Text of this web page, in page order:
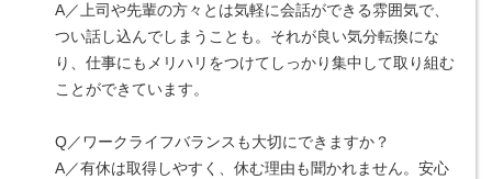
A／上司や先輩の方々とは気軽に会話ができる雰囲気で、
つい話し込んでしまうことも。それが良い気分転換にな
り、仕事にもメリハリをつけてしっかり集中して取り組む
ことができています。
Q／ワークライフバランスも大切にできますか？
A／有休は取得しやすく、休む理由も聞かれません。安心